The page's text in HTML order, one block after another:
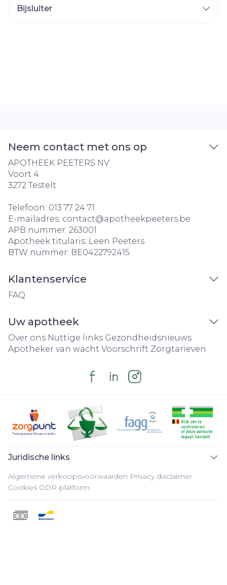
Bijsluiter
Neem contact met ons op
APOTHEEK PEETERS NV
Voort 4
3272 Testelt
Telefoon: 013 77 24 71
E-mailadres: contact@apotheekpeeters.be
APB nummer: 263001
Apotheek titularis: Leen Peeters
BTW nummer: BE0422792415
Klantenservice
FAQ
Uw apotheek
Over ons Nuttige links Gezondheidsnieuws
Apotheker van wacht Voorschrift Zorgtarieven
Juridische links
Algemene verkoopsvoorwaarden Privacy disclaimer
Cookies ODR-platform